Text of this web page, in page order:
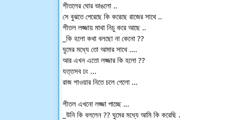
শীতলের ঘোর ভাঙলো ..
সে বুঝতে পেরেছে কি করেছে রাজের সাথে ..
শীতল লজ্জায় মাথা নিচু করে আছে ..
_কি হলো কথা বলছো না কেনো ??
ঘুমের মধ্যে তো আমার সাথে ....
আর এখন এতো লজ্জার কি হলো ??
যত্তসব ঢং ...
রাজ শাওয়ার নিতে চলে গেলো ...
শীতল এখনো লজ্জা পাচ্ছে ...
_উনি কি বললেন ?? ঘুমের মধ্যে আমি কি করেছি .